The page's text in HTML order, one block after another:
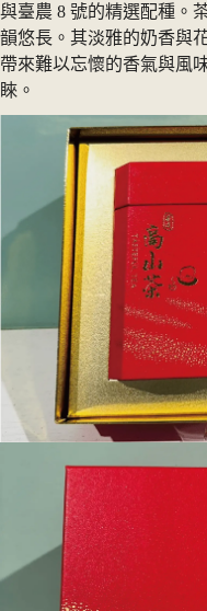
與臺農 8 號的精選配種。
韻悠長。其淡雅的奶香與
帶來難以忘懷的香氣與風
睞。